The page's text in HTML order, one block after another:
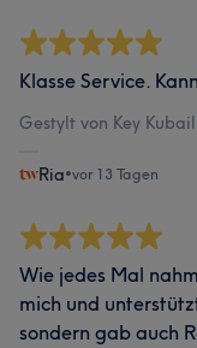
Klasse Service.
Gestylt von Key Kubail
Ria•vor 13 Tagen
Wie jedes Mal
mich und
sondern gab auch